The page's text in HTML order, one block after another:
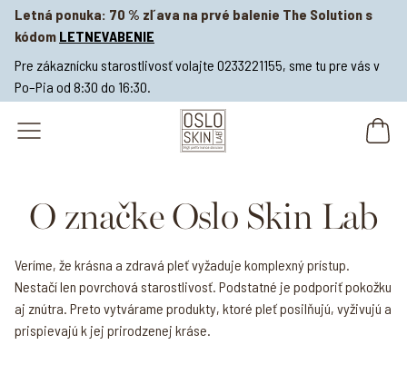
Letná ponuka: 70 % zľava na prvé balenie The Solution s
kódom LETNEVABENIE
Pre zákaznícku starostlivosť volajte 0233221155, sme tu pre vás v
Po–Pia od 8:30 do 16:30.
open navigation menu
O značke Oslo Skin Lab
Veríme, že krásna a zdravá pleť vyžaduje komplexný prístup.
Nestačí len povrchová starostlivosť. Podstatné je podporiť pokožku
aj znútra. Preto vytvárame produkty, ktoré pleť posilňujú, vyživujú a
prispievajú k jej prirodzenej kráse.